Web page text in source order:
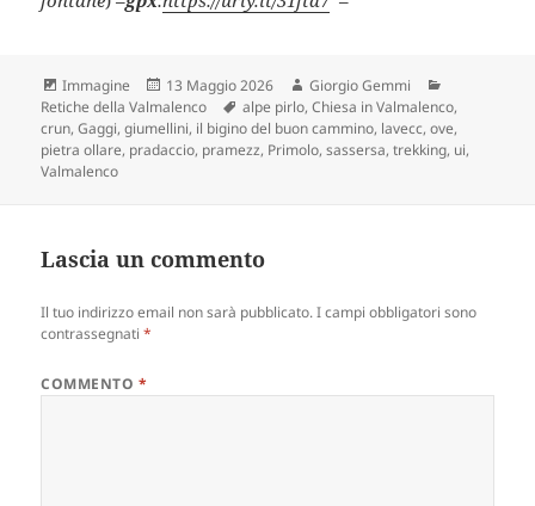
Formato
Immagine
Scritto
il
13 Maggio 2026 Autore
Giorgio Gemmi
Retiche della Valmalenco
Tag
alpe pirlo,Chiesa in Valmalenco,
crun,Gaggi,giumellini, il bigino del buon cammino, lavecc,ove,
pietra ollare, pradaccio, pramezz, Primolo,sassersa,trekking, ui,
Valmalenco
Lascia un commento
Il tuo indirizzo email non sarà pubblicato. I campi obbligatori sono
contrassegnati*
COMMENTO *